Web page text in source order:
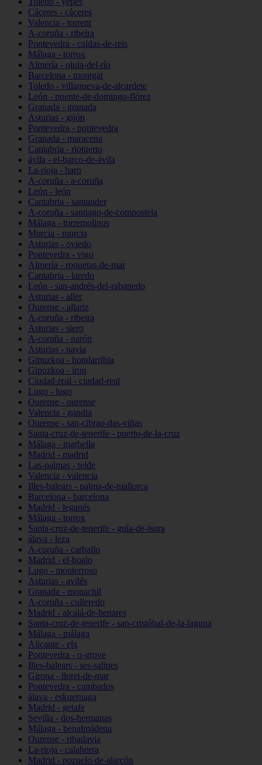
Cáceres - cáceres
Valencia - torrent
A-coruña - ribeira
Pontevedra - caldas-de-reis
Málaga - torrox
Almería - olula-del-río
Barcelona - montgat
Toledo - villanueva-de-alcardete
León - puente-de-domingo-flórez
Granada - granada
Asturias - gijón
Pontevedra - pontevedra
Granada - maracena
Cantabria - riotuerto
ávila - el-barco-de-ávila
La-rioja - haro
A-coruña - a-coruña
León - león
Cantabria - santander
A-coruña - santiago-de-compostela
Málaga - torremolinos
Murcia - murcia
Asturias - oviedo
Pontevedra - vigo
Almería - roquetas-de-mar
Cantabria - laredo
León - san-andrés-del-rabanedo
Asturias - aller
Ourense - allariz
A-coruña - ribeira
Asturias - siero
A-coruña - narón
Asturias - navia
Gipuzkoa - hondarribia
Gipuzkoa - irun
Ciudad-real - ciudad-real
Lugo - lugo
Ourense - ourense
Valencia - gandia
Ourense - san-cibrao-das-viñas
Santa-cruz-de-tenerife - puerto-de-la-cruz
Málaga - marbella
Madrid - madrid
Las-palmas - telde
Valencia - valencia
Illes-balears - palma-de-mallorca
Barcelona - barcelona
Madrid - leganés
Málaga - torrox
Santa-cruz-de-tenerife - guía-de-isora
álava - leza
A-coruña - carballo
Madrid - el-boalo
Lugo - monterroso
Asturias - avilés
Granada - monachil
A-coruña - culleredo
Madrid - alcalá-de-henares
Santa-cruz-de-tenerife - san-cristóbal-de-la-laguna
Málaga - málaga
Alicante - elx
Pontevedra - o-grove
Illes-balears - ses-salines
Girona - lloret-de-mar
Pontevedra - cambados
álava - eskuernaga
Madrid - getafe
Sevilla - dos-hermanas
Málaga - benalmádena
Ourense - ribadavia
La-rioja - calahorra
Madrid - pozuelo-de-alarcón